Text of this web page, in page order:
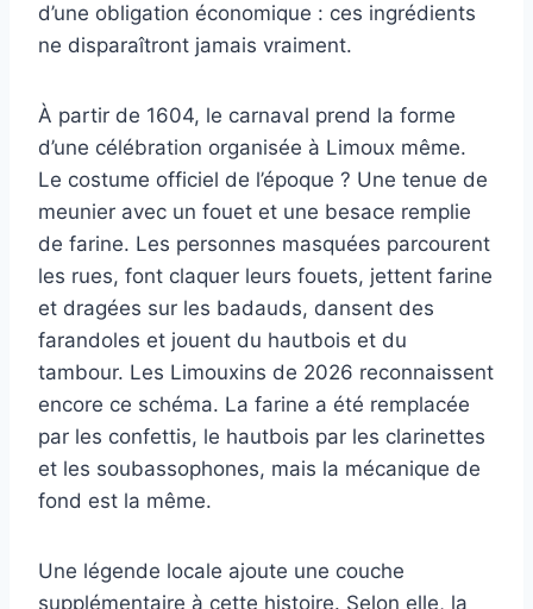
d’une obligation économique : ces ingrédients
ne disparaîtront jamais vraiment.
À partir de 1604, le carnaval prend la forme
d’une célébration organisée à Limoux même.
Le costume officiel de l’époque ? Une tenue de
meunier avec un fouet et une besace remplie
de farine. Les personnes masquées parcourent
les rues, font claquer leurs fouets, jettent farine
et dragées sur les badauds, dansent des
farandoles et jouent du hautbois et du
tambour. Les Limouxins de 2026 reconnaissent
encore ce schéma. La farine a été remplacée
par les confettis, le hautbois par les clarinettes
et les soubassophones, mais la mécanique de
fond est la même.
Une légende locale ajoute une couche
supplémentaire à cette histoire. Selon elle, la